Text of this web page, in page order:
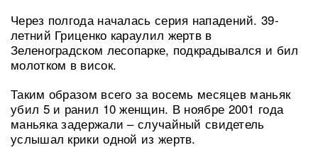
Через полгода началась серия нападений. 39-
летний Гриценко караулил жертв в
Зеленоградском лесопарке, подкрадывался и бил
молотком в висок.
Таким образом всего за восемь месяцев маньяк
убил 5 и ранил 10 женщин. В ноябре 2001 года
маньяка задержали – случайный свидетель
услышал крики одной из жертв.